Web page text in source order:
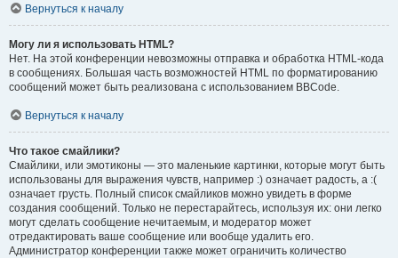
Вернуться к началу
Могу ли я использовать HTML?
Нет. На этой конференции невозможны отправка и обработка HTML-кода
в сообщениях. Большая часть возможностей HTML по форматированию
сообщений может быть реализована с использованием BBCode.
Вернуться к началу
Что такое смайлики?
Смайлики, или эмотиконы — это маленькие картинки, которые могут быть
использованы для выражения чувств, например :) означает радость, а :(
означает грусть. Полный список смайликов можно увидеть в форме
создания сообщений. Только не перестарайтесь, используя их: они легко
могут сделать сообщение нечитаемым, и модератор может
отредактировать ваше сообщение или вообще удалить его.
Администратор конференции также может ограничить количество